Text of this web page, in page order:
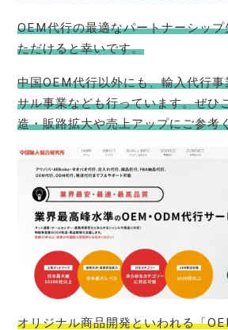
OEM代行の最適なパートナーシッ
ただけると幸いです。
中国OEM代行以外にも、輸入代行
サル事業なども行っています。ぜひ
造・販路拡大や売上アップにご参考
オリジナル商品開発といわれる「